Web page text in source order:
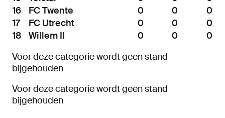
16
FC Twente 0 0
0
17
FC Utrecht 0 0
0
18
Willem II 0 0
0
Voor deze categorie wordt geen stand
bijgehouden
Voor deze categorie wordt geen stand
bijgehouden